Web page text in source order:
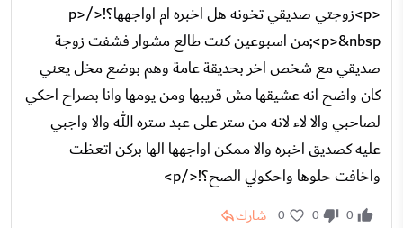
<p>زوجتي صديقي تخونه هل اخبره ام اواجهها؟!</p>
<p>&nbsp;من اسبوعين كنت طالع مشوار فشفت زوجة
صديقي مع شخص اخر بحديقة عامة وهم بوضع مخل يعني
كان واضح انه عشيقها مش قريبها ومن يومها وانا بصراح احكي
لصاحبي والا لاء لانه من ستر على عبد ستره الله والا واجبي
عليه كصديق اخبره والا ممكن اواجهها الها بركن اتعظت
واخافت حلوها واحكولي الصح؟!</p>
0
0
0 شارك